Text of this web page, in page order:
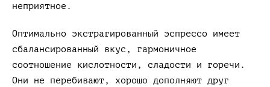
неприятное.
Оптимально экстрагированный эспрессо имеет
сбалансированный вкус, гармоничное
соотношение кислотности, сладости и горечи.
Они не перебивают, хорошо дополняют друг